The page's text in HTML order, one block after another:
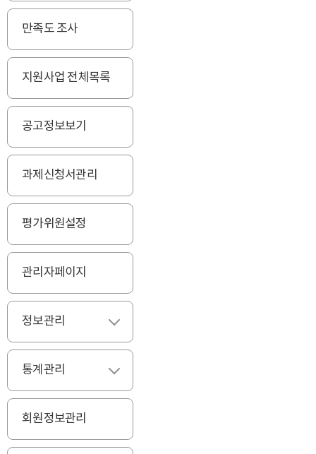
만족도 조사
지원사업 전체목록
공고정보보기
과제신청서관리
평가위원설정
관리자페이지
정보관리
통계관리
회원정보관리